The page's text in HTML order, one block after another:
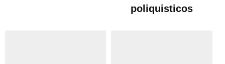
poliquisticos